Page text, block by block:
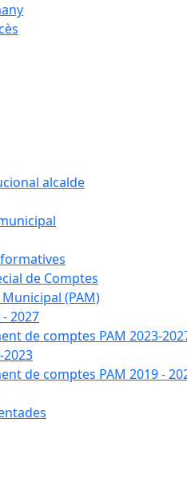
alcalde
de Comptes
(PAM)
- 2027
de comptes PAM 2023-
2023
de comptes PAM 2019 -